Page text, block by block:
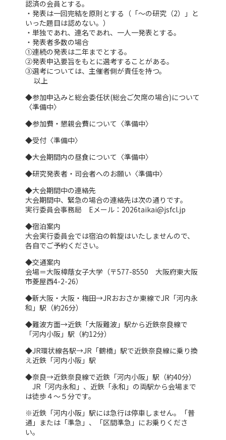
認済の会員とする。
・発表は一回完結を原則とする（「～の研究（2）」と
いった題目は認めない。）
・単独であれ、連名であれ、一人一発表とする。
・発表者多数の場合
①連続の発表は二年までとする。
②発表申込要旨をもとに選考することがある。
③選考については、主催者側が責任を持つ。
以上
◆参加申込みと総会委任状(総会ご欠席の場合)について
〈準備中〉
◆参加費・懇親会費について〈準備中〉
◆受付〈準備中〉
◆大会期間内の昼食について〈準備中〉
◆研究発表者・司会者へのお願い〈準備中〉
◆大会期間中の連絡先
大会期間中、緊急の場合の連絡先は次の通りです。
実行委員会事務局 Eメール：2026taikai@jsfcl.jp
◆宿泊案内
大会実行委員会では宿泊の斡旋はいたしませんので、
各自でご予約ください。
◆交通案内
会場＝大阪樟蔭女子大学（〒577-8550 大阪府東大阪
市菱屋西4-2-26）
◆新大阪・大阪・梅田→JRおおさか東線でJR「河内永
和」駅（約26分）
◆難波方面→近鉄「大阪難波」駅から近鉄奈良線で
「河内小阪」駅（約12分）
◆JR環状線各駅→JR「鶴橋」駅で近鉄奈良線に乗り換
え近鉄「河内小阪」駅
◆奈良→近鉄奈良線で近鉄「河内小阪」駅（約40分）
JR「河内永和」、近鉄「永和」の両駅から会場まで
は徒歩４～５分です。
※近鉄「河内小阪」駅には急行は停車しません。「普
通」または「準急」、「区間準急」にお乗りくださ
い。